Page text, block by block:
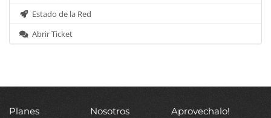
Estado de la Red
Abrir Ticket
Planes Nosotros Aprovechalo!